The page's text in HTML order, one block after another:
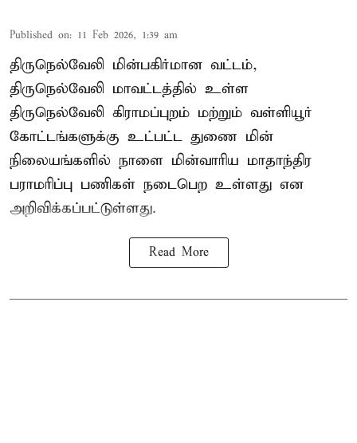
Published on: 11 Feb 2026, 1:39 am
திருநெல்வேலி மின்பகிர்மான வட்டம்,
திருநெல்வேலி மாவட்டத்தில் உள்ள
திருநெல்வேலி கிராமப்புறம் மற்றும் வள்ளியூர்
கோட்டங்களுக்கு உட்பட்ட துணை மின்
நிலையங்களில் நாளை மின்வாரிய மாதாந்திர
பராமரிப்பு பணிகள் நடைபெற உள்ளது என
அறிவிக்கப்பட்டுள்ளது.
Read More